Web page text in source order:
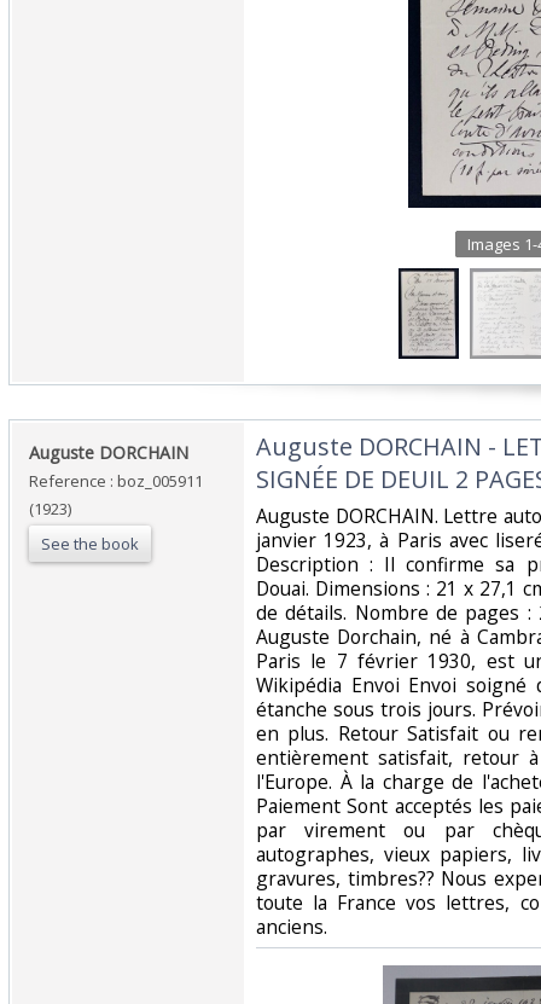
Images
‎Auguste DORCHAIN‎
Reference : boz_005911
(1923)
See the book
‎Auguste DORCHAIN -
SIGNÉE DE DEUIL 2
‎Auguste DORCHAIN. Lettre
janvier 1923, à Paris avec
Description : Il confirme sa
Douai. Dimensions : 21 x 27,1
de détails. Nombre de pages :
Auguste Dorchain, né à
Paris le 7 février 1930, est
Wikipédia Envoi Envoi
étanche sous trois jours.
en plus. Retour Satisfait ou
entièrement satisfait, retour
l'Europe. À la charge de
Paiement Sont acceptés les
par virement ou par
autographes, vieux papiers,
gravures, timbres?? Nous
toute la France vos lettres,
anciens.‎